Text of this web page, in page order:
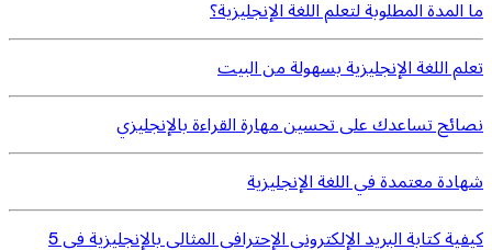
ما المدة المطلوبة لتعلم اللغة الإنجليزية؟
تعلم اللغة الإنجليزية بسهولة من البيت
نصائح تساعدك على تحسين مهارة القراءة بالإنجليزي
شهادة معتمدة في اللغة الإنجليزية
كيفية كتابة البريد الإلكتروني الإحترافى المثالي بالإنجليزية في 5